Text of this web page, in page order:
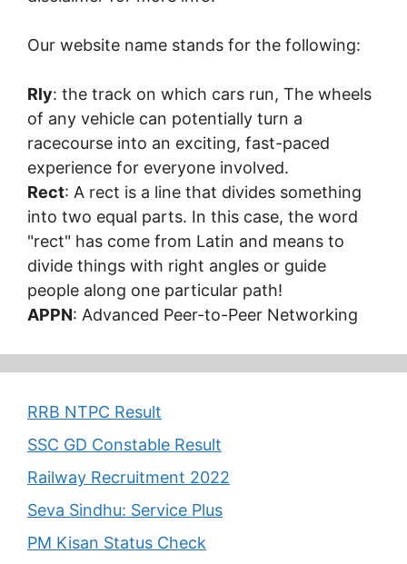
Our website name stands for the following:
Rly: the track on which cars run, The wheels
of any vehicle can potentially turn a
racecourse into an exciting, fast-paced
experience for everyone involved.
Rect: A rect is a line that divides something
into two equal parts. In this case, the word
"rect" has come from Latin and means to
divide things with right angles or guide
people along one particular path!
APPN: Advanced Peer-to-Peer Networking
RRB NTPC Result
SSC GD Constable Result
Railway Recruitment 2022
Seva Sindhu: Service Plus
PM Kisan Status Check